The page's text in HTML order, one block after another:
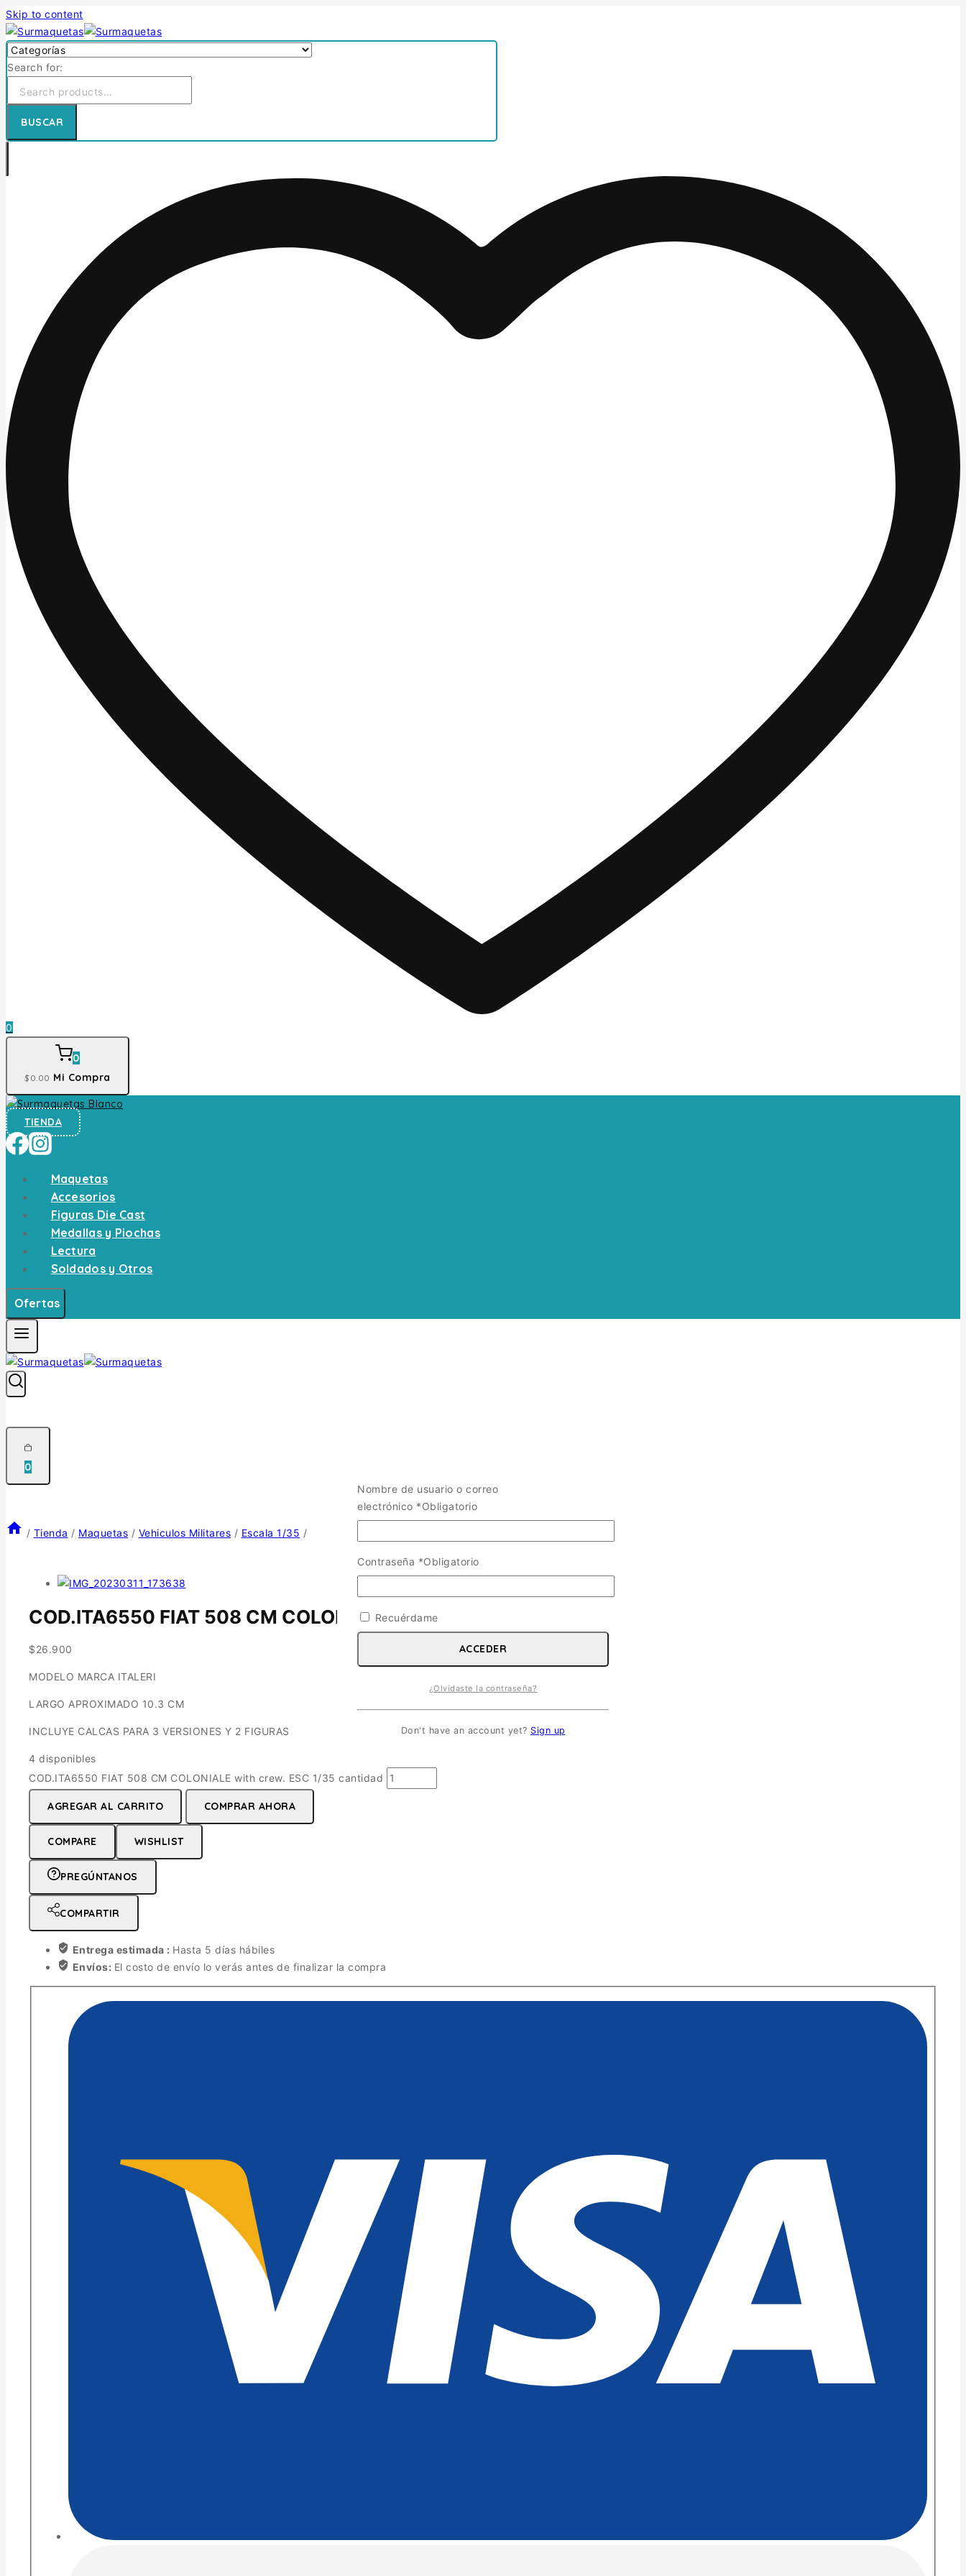
Skip to content
Search for:
BUSCAR
0
0
$0 .00 Mi Compra
TIENDA
Maquetas
Accesorios
Figuras Die Cast
Medallas y Piochas
Lectura
Soldados y Otros
Ofertas
0
/ Tienda / Maquetas / Vehiculos Militares / Escala 1/35 /
COD.ITA6550 FIAT 508 CM COLONIALE with crew. ESC 1/35
$26.900
MODELO MARCA ITALERI
LARGO APROXIMADO 10.3 CM
INCLUYE CALCAS PARA 3 VERSIONES Y 2 FIGURAS
4 disponibles
COD.ITA6550 FIAT 508 CM COLONIALE with crew. ESC 1/35 cantidad
AGREGAR AL CARRITO COMPRAR AHORA
COMPARE WISHLIST
PREGÚNTANOS
COMPARTIR
Entrega estimada : Hasta 5 días hábiles
Envíos: El costo de envío lo verás antes de finalizar la compra
Nombre de usuario o correo
electrónico *Obligatorio
Contraseña *Obligatorio
Recuérdame
ACCEDER
¿Olvidaste la contraseña?
Don't have an account yet? Sign up